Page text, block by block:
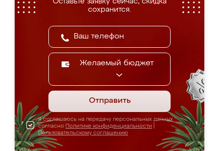
сохранится.
Желаемый бюджет
Отправить
Я соглашаюсь на передачу персональных данных
согласно Политике конфиденциальности
Пользовательскому соглашению